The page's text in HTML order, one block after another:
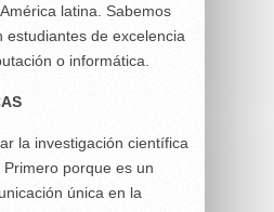
latina. Sabemos
estudiantes de excelencia
o informática.
la investigación científica
porque es un
única en la